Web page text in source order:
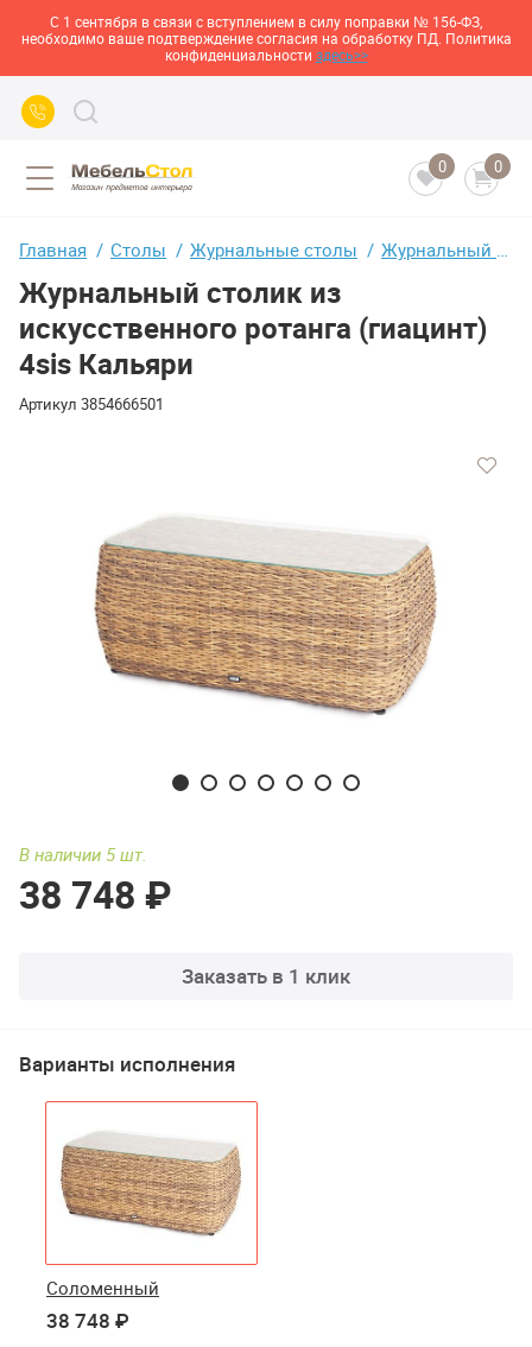
С 1 сентября в связи с вступлением в силу поправки № 156-ФЗ,
необходимо ваше подтверждение согласия на обработку ПД. Политика
конфиденциальности здесь>>
0 0
Главная Столы Журнальные столы Журнальный столик из искусственного ротанга (гиацинт) 4sis Кальяри
Журнальный столик из
искусственного ротанга (гиацинт)
4sis Кальяри
Артикул 3854666501
В наличии 5 шт.
38 748 ₽
Заказать в 1 клик
Варианты исполнения
Соломенный
38 748 ₽